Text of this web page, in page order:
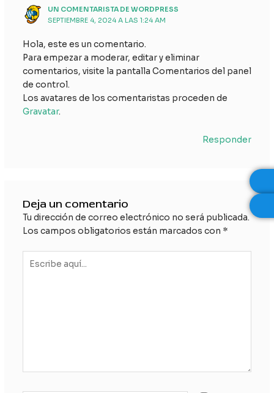
UN COMENTARISTA DE WORDPRESS
SEPTIEMBRE 4, 2024 A LAS 1:24 AM
Hola, este es un comentario.
Para empezar a moderar, editar y eliminar
comentarios, visite la pantalla Comentarios del panel
de control.
Los avatares de los comentaristas proceden de
Gravatar.
Responder
Deja un comentario
Tu dirección de correo electrónico no será publicada.
Los campos obligatorios están marcados con *
aquí...